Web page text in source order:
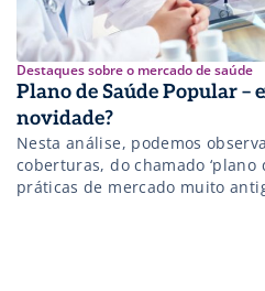
Destaques sobre o mercado de saúde
Plano de Saúde Popular –
novidade?
Nesta análise, podemos
coberturas, do chamado ‘plano
práticas de mercado muito